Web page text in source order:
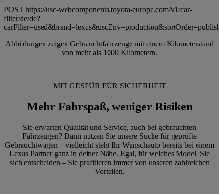
POST https://usc-webcomponents.toyota-europe.com/v1/car-
filter/de/de?
Abbildungen zeigen Gebrauchtfahrzeuge mit einem Kilometerstand
von mehr als 1000 Kilometern.
MIT GESPÜR FÜR SICHERHEIT
Mehr Fahrspaß, weniger Risiken
Sie erwarten Qualität und Service, auch bei gebrauchten
Fahrzeugen? Dann nutzen Sie unsere Suche für geprüfte
Gebrauchtwagen – vielleicht steht Ihr Wunschauto bereits bei einem
Lexus Partner ganz in deiner Nähe. Egal, für welches Modell Sie
sich entscheiden – Sie profitieren immer von unseren zahlreichen
Vorteilen.